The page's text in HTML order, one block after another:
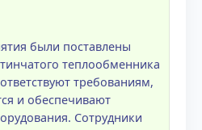
были поставлены
теплообменника
требованиям,
и обеспечивают
Сотрудники